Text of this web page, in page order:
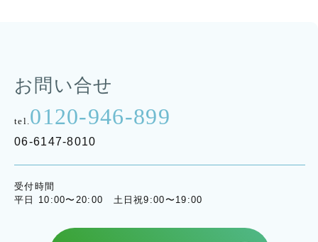
お問い合せ
tel. 0120-946-899
06-6147-8010
受付時間
平日 10:00〜20:00 土日祝9:00〜19:00